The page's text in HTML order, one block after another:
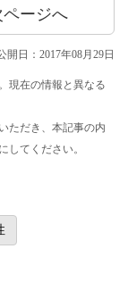
ページへ
開日：2017年08月29日
現在の情報と異なる
ただき、本記事の内
してください。